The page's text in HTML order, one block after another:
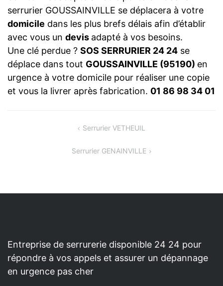
serrurier GOUSSAINVILLE se déplacera à votre
domicile dans les plus brefs délais afin d’établir
avec vous un devis adapté à vos besoins.
Une clé perdue ? SOS SERRURIER 24 24 se
déplace dans tout GOUSSAINVILLE (95190) en
urgence à votre domicile pour réaliser une copie
et vous la livrer après fabrication. 01 86 98 34 01
Serrurier VETHEUIL
Serrurier GENAINVILLE
Entreprise de serrurerie disponible 24 24 pour
répondre à vos appels et assurer un dépannage
en urgence pas cher